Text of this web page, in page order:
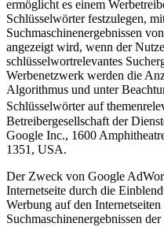
ermöglicht es einem
Schlüsselwörter festzulegen,
Suchmaschinenergebnissen
angezeigt wird, wenn der
schlüsselwortrelevantes
Werbenetzwerk werden die
Algorithmus und unter
Schlüsselwörter auf
Betreibergesellschaft der
Google Inc., 1600
1351, USA.
Der Zweck von Google
Internetseite durch die
Werbung auf den
Suchmaschinenergebnissen